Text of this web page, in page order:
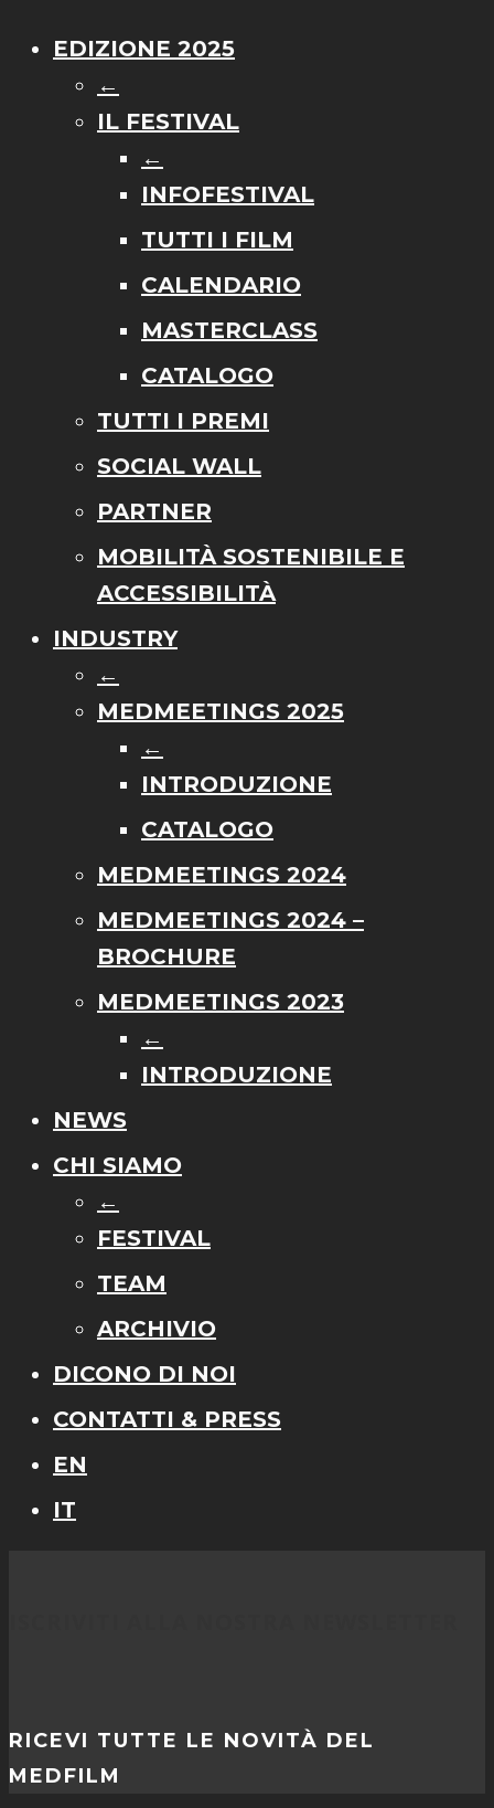
EDIZIONE 2025
←
IL FESTIVAL
←
INFOFESTIVAL
TUTTI I FILM
CALENDARIO
MASTERCLASS
CATALOGO
TUTTI I PREMI
SOCIAL WALL
PARTNER
MOBILITÀ SOSTENIBILE E
ACCESSIBILITÀ
INDUSTRY
←
MEDMEETINGS 2025
←
INTRODUZIONE
CATALOGO
MEDMEETINGS 2024
MEDMEETINGS 2024 –
BROCHURE
MEDMEETINGS 2023
←
INTRODUZIONE
NEWS
CHI SIAMO
←
FESTIVAL
TEAM
ARCHIVIO
DICONO DI NOI
CONTATTI & PRESS
EN
IT
RICEVI TUTTE LE NOVITÀ DEL
MEDFILM